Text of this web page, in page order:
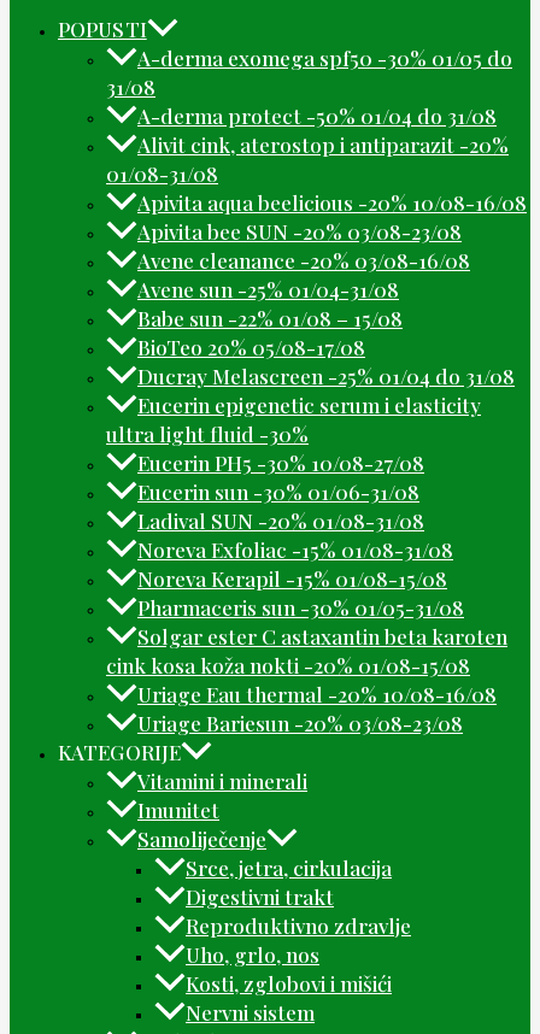
POPUSTI
A-derma exomega spf50 -30% 01/05 do
31/08
A-derma protect -50% 01/04 do 31/08
Alivit cink, aterostop i antiparazit -20%
01/08-31/08
Apivita aqua beelicious -20% 10/08-16/08
Apivita bee SUN -20% 03/08-23/08
Avene cleanance -20% 03/08-16/08
Avene sun -25% 01/04-31/08
Babe sun -22% 01/08 – 15/08
BioTeo 20% 05/08-17/08
Ducray Melascreen -25% 01/04 do 31/08
Eucerin epigenetic serum i elasticity
ultra light fluid -30%
Eucerin PH5 -30% 10/08-27/08
Eucerin sun -30% 01/06-31/08
Ladival SUN -20% 01/08-31/08
Noreva Exfoliac -15% 01/08-31/08
Noreva Kerapil -15% 01/08-15/08
Pharmaceris sun -30% 01/05-31/08
Solgar ester C astaxantin beta karoten
cink kosa koža nokti -20% 01/08-15/08
Uriage Eau thermal -20% 10/08-16/08
Uriage Bariesun -20% 03/08-23/08
KATEGORIJE
Vitamini i minerali
Imunitet
Samoliječenje
Srce, jetra, cirkulacija
Digestivni trakt
Reproduktivno zdravlje
Uho, grlo, nos
Kosti, zglobovi i mišići
Nervni sistem